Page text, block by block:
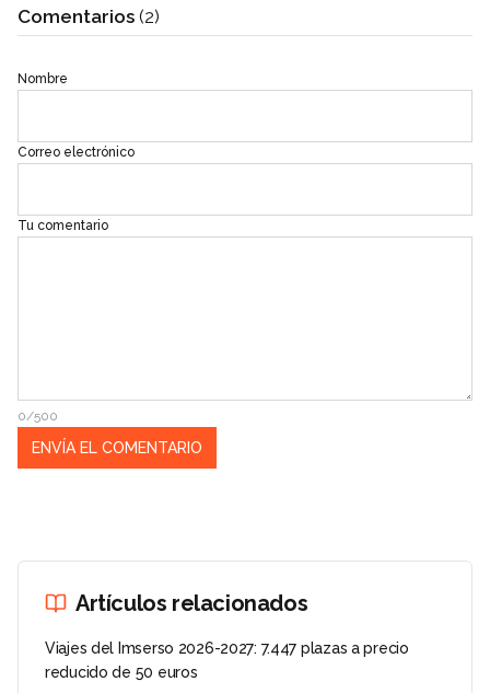
Comentarios (2)
Nombre
Correo electrónico
Tu comentario
0/500
Artículos relacionados
Viajes del Imserso 2026-2027: 7.447 plazas a precio
reducido de 50 euros